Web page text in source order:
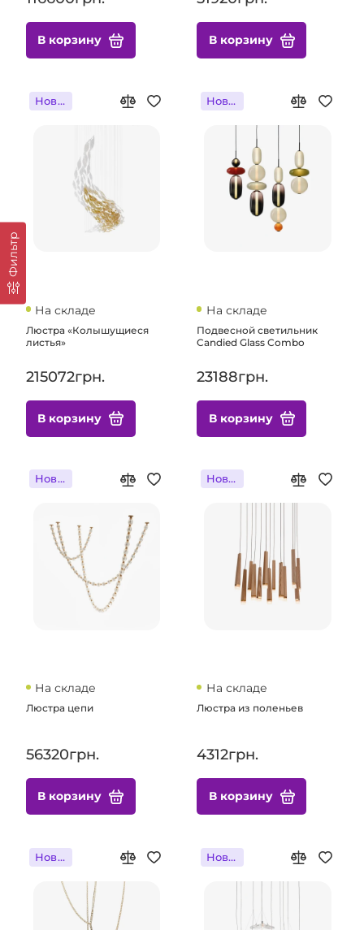
Фильтр
В корзину В корзину
Новинка
На складе
Люстра «Колышущиеся
листья»
215072грн.
В корзину
Новинка
На складе
Подвесной светильник
Candied Glass Combo
23188грн.
В корзину
Новинка
На складе
Люстра цепи
56320грн.
В корзину
Новинка
На складе
Люстра из поленьев
4312грн.
В корзину
Новинка Новинка